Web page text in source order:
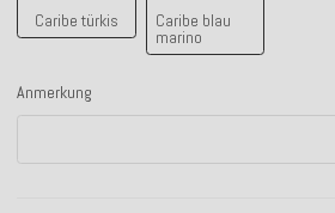
Caribe türkis Caribe blau
marino
Anmerkung